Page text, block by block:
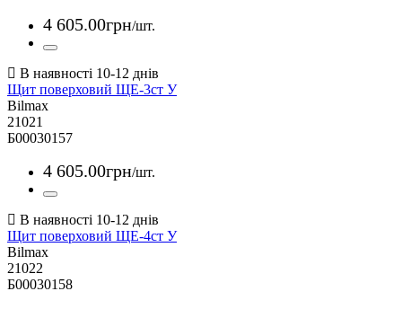
4 605.00грн/шт.
Щит поверховий ЩЕ-3ст У
Bilmax
21021
Б00030157
4 605.00грн/шт.
Щит поверховий ЩЕ-4ст У
Bilmax
21022
Б00030158